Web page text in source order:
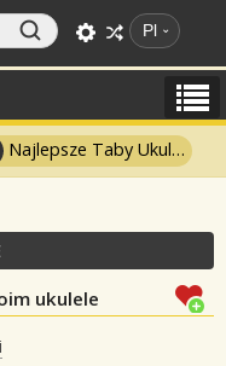
Pl
Najlepsze Taby Ukulele
ukulele